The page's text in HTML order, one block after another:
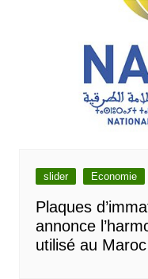
slider Economie
Plaques
annonce
utilisé au